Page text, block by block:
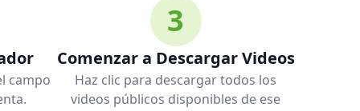
campo
3
Comenzar a Descargar Videos
Haz clic para descargar todos los
videos públicos disponibles de ese